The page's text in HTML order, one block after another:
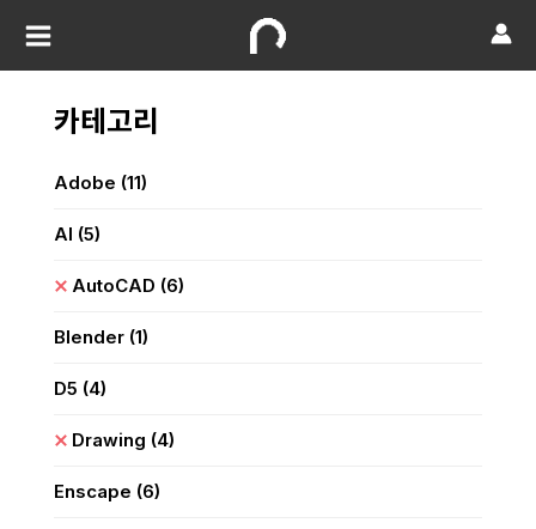
카테고리
Adobe (11)
AI (5)
AutoCAD (6)
Blender (1)
D5 (4)
Drawing (4)
Enscape (6)